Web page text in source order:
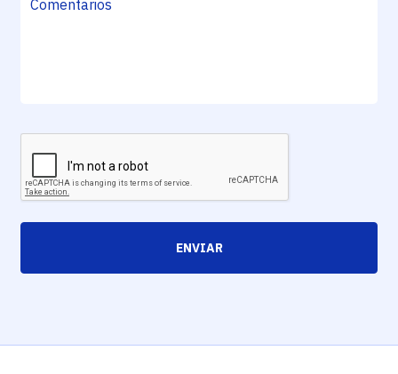
ENVIAR